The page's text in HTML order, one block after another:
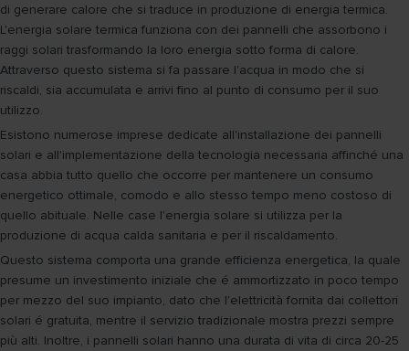
di generare calore che si traduce in produzione di energia termica.
L'energia solare termica funziona con dei pannelli che assorbono i
raggi solari trasformando la loro energia sotto forma di calore.
Attraverso questo sistema si fa passare l'acqua in modo che si
riscaldi, sia accumulata e arrivi fino al punto di consumo per il suo
utilizzo.
Esistono numerose imprese dedicate all'installazione dei pannelli
solari e all'implementazione della tecnologia necessaria affinché una
casa abbia tutto quello che occorre per mantenere un consumo
energetico ottimale, comodo e allo stesso tempo meno costoso di
quello abituale. Nelle case l'energia solare si utilizza per la
produzione di acqua calda sanitaria e per il riscaldamento.
Questo sistema comporta una grande efficienza energetica, la quale
presume un investimento iniziale che é ammortizzato in poco tempo
per mezzo del suo impianto, dato che l'elettricità fornita dai collettori
solari é gratuita, mentre il servizio tradizionale mostra prezzi sempre
più alti. Inoltre, i pannelli solari hanno una durata di vita di circa 20-25